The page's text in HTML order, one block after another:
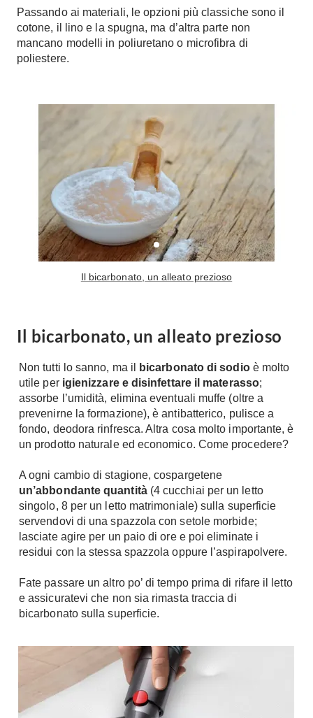
Camerette Bambini
Letti a Castello
Per Neonati
Memory Foam
Reti Letto
Cuscini
Consigli materassi
Bagno
Arredo Bagno
Idromassaggio
Rubinetteria
Vasche da Bagno
Giardino
Arredo giardino
Tende da sole
Gazebo
Finestre Alluminio
Finestre Legno
Persiane
A Chiocciola
Scale Interni
Ringhiere
Rivestimenti
Ceramica
Cotto
Resina
Parquet
Gres
Carta da parati
Pavimenti esterni
Fai da Te
Fai da te in giardino
Il fai da te in bagno
Bricolage
Passando ai materiali, le opzioni più classiche sono il
cotone, il lino e la spugna, ma d’altra parte non
mancano modelli in poliuretano o microfibra di
poliestere.
Il bicarbonato, un alleato prezioso
Il bicarbonato, un alleato prezioso
Non tutti lo sanno, ma il bicarbonato di sodioè molto
utile per igienizzare e disinfettare il materasso;
assorbe l’umidità, elimina eventuali muffe (oltre a
prevenirne la formazione), è antibatterico, pulisce a
fondo, deodora rinfresca. Altra cosa molto importante, è
un prodotto naturale ed economico. Come procedere?
A ogni cambio di stagione, cospargetene
un’abbondante quantità(4 cucchiai per un letto
singolo, 8 per un letto matrimoniale) sulla superficie
servendovi di una spazzola con setole morbide;
lasciate agire per un paio di ore e poi eliminate i
residui con la stessa spazzola oppure l’aspirapolvere.
Fate passare un altro po’ di tempo prima di rifare il letto
e assicuratevi che non sia rimasta traccia di
bicarbonato sulla superficie.